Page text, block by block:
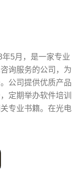
5月，是一家专业
询服务的公司，为
公司提供优质产品
定期举办软件培训
专业书籍。在光电